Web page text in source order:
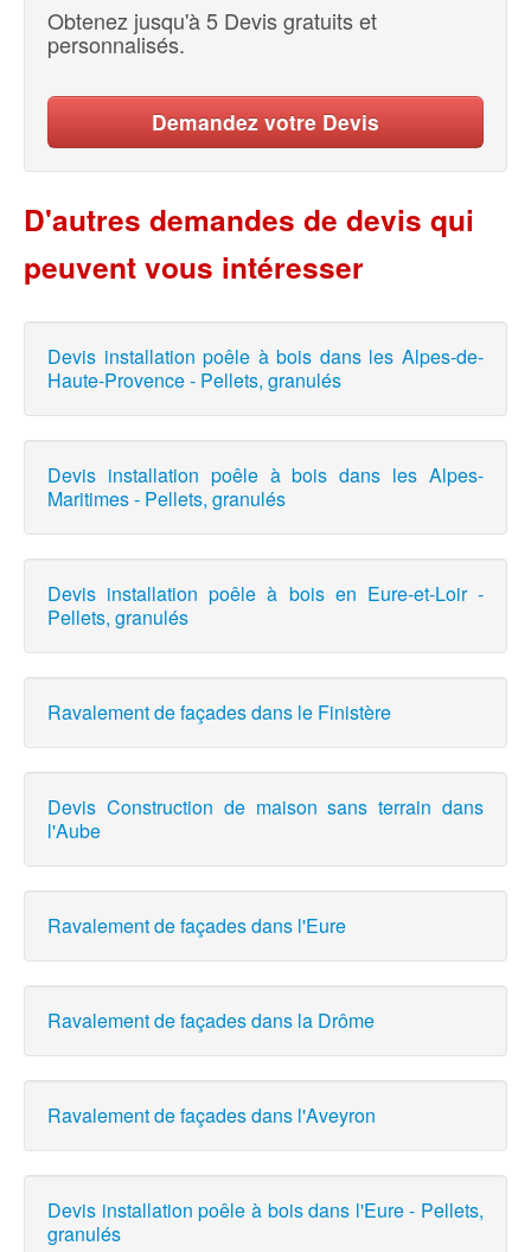
Obtenez jusqu'à 5 Devis gratuits et
personnalisés.
Demandez votre Devis
D'autres demandes de devis qui
peuvent vous intéresser
Devis installation poêle à bois dans les Alpes-de-
Haute-Provence - Pellets, granulés
Devis installation poêle à bois dans les Alpes-
Maritimes - Pellets, granulés
Devis installation poêle à bois en Eure-et-Loir -
Pellets, granulés
Ravalement de façades dans le Finistère
Devis Construction de maison sans terrain dans
l'Aube
Ravalement de façades dans l'Eure
Ravalement de façades dans la Drôme
Ravalement de façades dans l'Aveyron
Devis installation poêle à bois dans l'Eure - Pellets,
granulés